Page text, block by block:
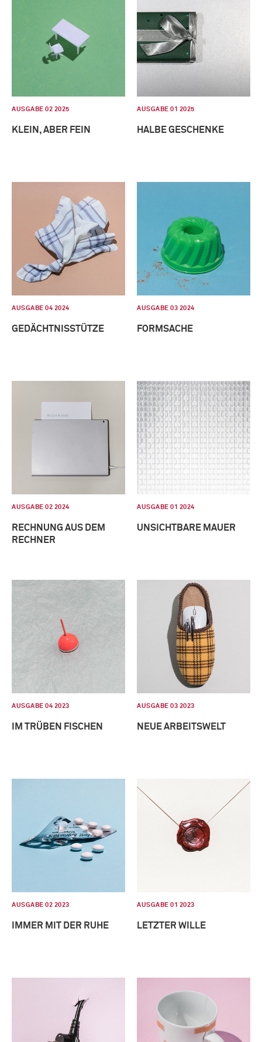
AUSGABE 02 2025
KLEIN, ABER FEIN
AUSGABE 01 2025
HALBE GESCHENKE
AUSGABE 04 2024
GEDÄCHTNISSTÜTZE
AUSGABE 03 2024
FORMSACHE
AUSGABE 02 2024
RECHNUNG AUS DEM
RECHNER
AUSGABE 01 2024
UNSICHTBARE MAUER
AUSGABE 04 2023
IM TRÜBEN FISCHEN
AUSGABE 03 2023
NEUE ARBEITSWELT
AUSGABE 02 2023
IMMER MIT DER RUHE
AUSGABE 01 2023
LETZTER WILLE